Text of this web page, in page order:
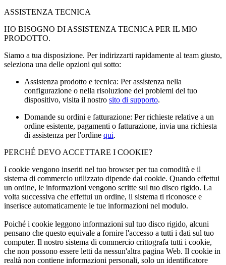
ASSISTENZA TECNICA
HO BISOGNO DI ASSISTENZA TECNICA PER IL MIO
PRODOTTO.
Siamo a tua disposizione. Per indirizzarti rapidamente al team giusto,
seleziona una delle opzioni qui sotto:
Assistenza prodotto e tecnica: Per assistenza nella
configurazione o nella risoluzione dei problemi del tuo
dispositivo, visita il nostro sito di supporto.
Domande su ordini e fatturazione: Per richieste relative a un
ordine esistente, pagamenti o fatturazione, invia una richiesta
di assistenza per l'ordine qui.
PERCHÉ DEVO ACCETTARE I COOKIE?
I cookie vengono inseriti nel tuo browser per tua comodità e il
sistema di commercio utilizzato dipende dai cookie. Quando effettui
un ordine, le informazioni vengono scritte sul tuo disco rigido. La
volta successiva che effettui un ordine, il sistema ti riconosce e
inserisce automaticamente le tue informazioni nel modulo.
Poiché i cookie leggono informazioni sul tuo disco rigido, alcuni
pensano che questo equivale a fornire l'accesso a tutti i dati sul tuo
computer. Il nostro sistema di commercio crittografa tutti i cookie,
che non possono essere letti da nessun'altra pagina Web. Il cookie in
realtà non contiene informazioni personali, solo un identificatore